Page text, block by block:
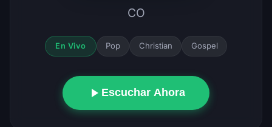
CO
En Vivo Pop Christian Gospel
Escuchar Ahora